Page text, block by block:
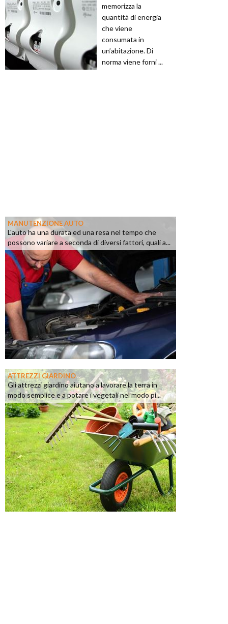
memorizza la
quantità di energia
che viene
consumata in
un’abitazione. Di
norma viene forni ...
MANUTENZIONE AUTO
L'auto ha una durata ed una resa nel tempo che
possono variare a seconda di diversi fattori, quali a...
ATTREZZI GIARDINO
Gli attrezzi giardino aiutano a lavorare la terra in
modo semplice e a potare i vegetali nel modo pi...